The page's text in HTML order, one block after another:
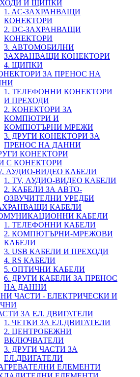
И ЩИПКИ
1. AC-ЗАХРАНВАЩИ
КОНЕКТОРИ
2. DC-ЗАХРАНВАЩИ
КОНЕКТОРИ
3. АВТОМОБИЛНИ
ЗАХРАНВАЩИ КОНЕКТОРИ
4. ЩИПКИ
ЗА ПРЕНОС НА
1. ТЕЛЕФОННИ КОНЕКТОРИ
И ПРЕХОДИ
2. КОНЕКТОРИ ЗА
КОМПЮТРИ И
КОМПЮТЪРНИ МРЕЖИ
3. ДРУГИ КОНЕКТОРИ ЗА
ПРЕНОС НА ДАННИ
КОНЕКТОРИ
С КОНЕКТОРИ
АУДИО-ВИДЕО КАБЕЛИ
1. TV, АУДИО-ВИДЕО КАБЕЛИ
2. КАБЕЛИ ЗА АВТО-
ОЗВУЧИТЕЛНИ УРЕДБИ
КАБЕЛИ
КАБЕЛИ
1. ТЕЛЕФОННИ КАБЕЛИ
2. КОМПЮТЪРНИ-МРЕЖОВИ
КАБЕЛИ
3. USB КАБЕЛИ И ПРЕХОДИ
4. RS КАБЕЛИ
5. ОПТИЧНИ КАБЕЛИ
6. ДРУГИ КАБЕЛИ ЗА ПРЕНОС
НА ДАННИ
ЧАСТИ - ЕЛЕКТРИЧЕСКИ И
ЗА ЕЛ. ДВИГАТЕЛИ
1. ЧЕТКИ ЗА ЕЛ.ДВИГАТЕЛИ
2. ЦЕНТРОБЕЖНИ
ВКЛЮЧВАТЕЛИ
3. ДРУГИ ЧАСТИ ЗА
ЕЛ.ДВИГАТЕЛИ
ЕЛЕМЕНТИ